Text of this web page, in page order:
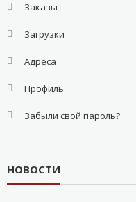
Заказы
Загрузки
Адреса
Профиль
Забыли свой пароль?
НОВОСТИ